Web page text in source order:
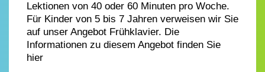
Lektionen von 40 oder 60 Minuten pro Woche.
Für Kinder von 5 bis 7 Jahren verweisen wir Sie
auf unser Angebot Frühklavier. Die
Informationen zu diesem Angebot finden Sie
hier